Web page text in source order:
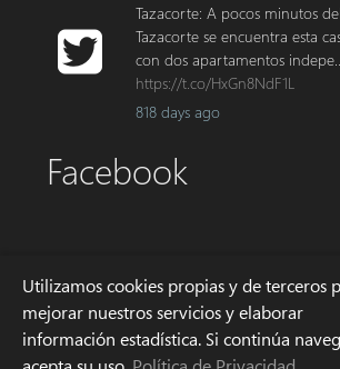
Tazacorte: A pocos minutos
Tazacorte se encuentra esta
con dos apartamentos indepe…
https://t.co/HxGn8NdF1L
818 days ago
Facebook
Dirección
Avda. Enrique Mederos 4
Utilizamos cookies propias y de terceros
mejorar nuestros servicios y elaborar
información estadística. Si continúa